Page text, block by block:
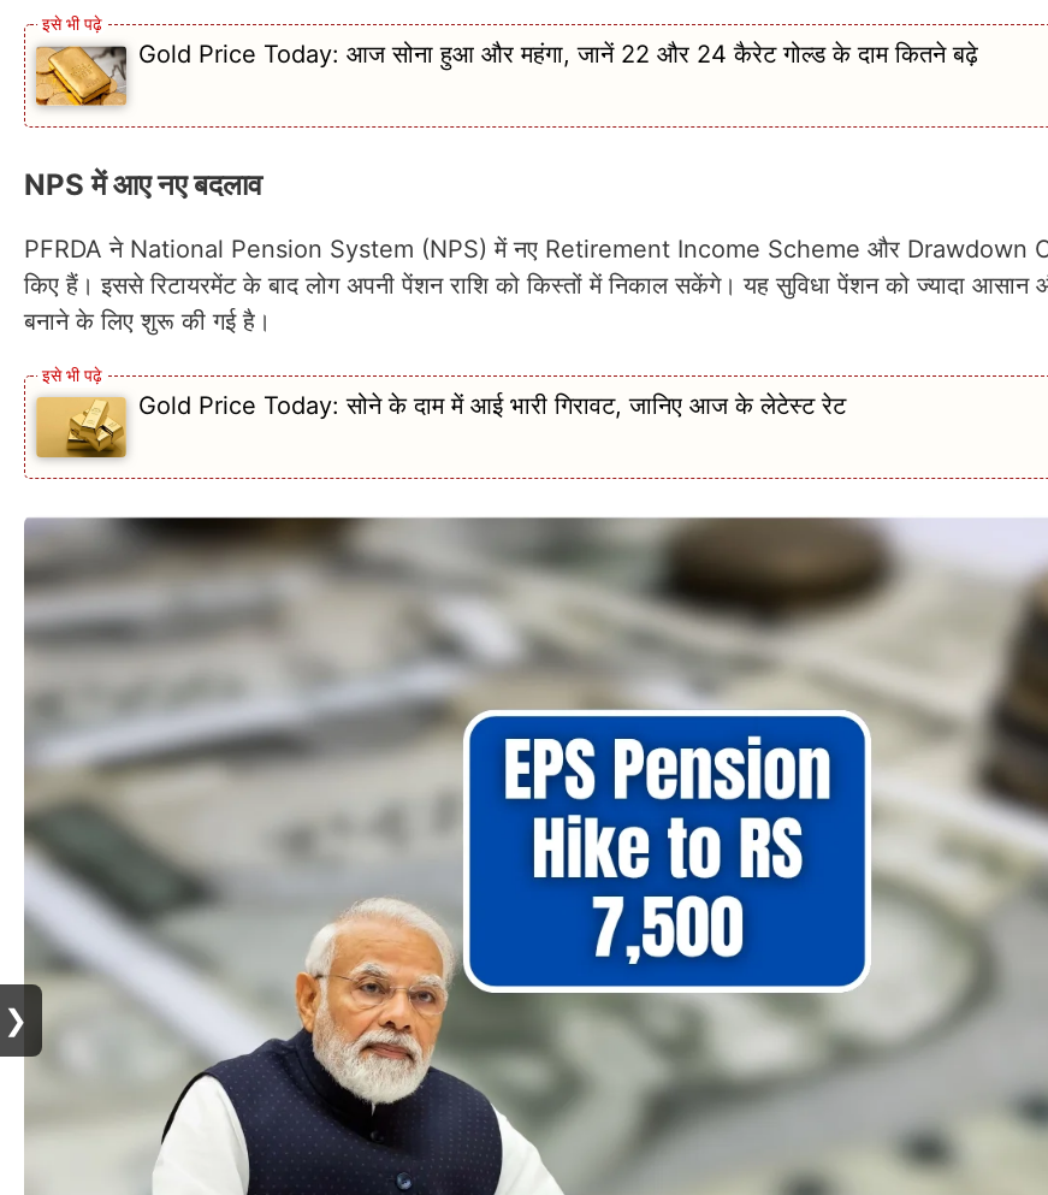
Gold Price Today: आज सोना हुआ और महंगा, जानें 22 और 24 कैरेट गोल्ड के दाम कितने बढ़े
NPS में आए नए बदलाव
PFRDA ने National Pension System (NPS) में नए Retirement Income Scheme और Drawdown
किए हैं। इससे रिटायरमेंट के बाद लोग अपनी पेंशन राशि को किस्तों में निकाल सकेंगे। यह सुविधा पेंशन को ज्यादा आसान
बनाने के लिए शुरू की गई है।
Gold Price Today: सोने के दाम में आई भारी गिरावट, जानिए आज के लेटेस्ट रेट
❯